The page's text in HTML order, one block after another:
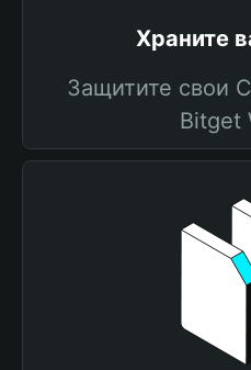
Храните
Защитите свои
Bitget